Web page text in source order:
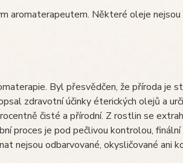
aromaterapeutem. Některé oleje
Byl přesvědčen, že příroda je
zdravotní účinky éterických olejů a
čisté a přírodní. Z rostlin se
proces je pod pečlivou kontrolou,
nejsou odbarvované, okysličované ani